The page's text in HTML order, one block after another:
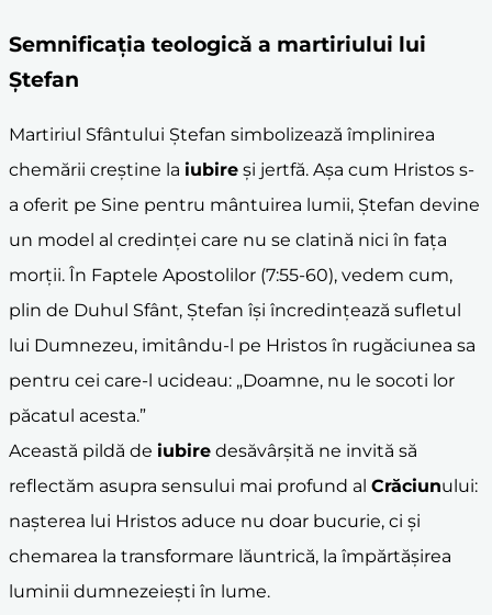
Semnificația teologică a martiriului lui
Ștefan
Martiriul Sfântului Ștefan simbolizează împlinirea
chemării creștine la iubire și jertfă. Așa cum Hristos s-
a oferit pe Sine pentru mântuirea lumii, Ștefan devine
un model al credinței care nu se clatină nici în fața
morții. În Faptele Apostolilor (7:55-60), vedem cum,
plin de Duhul Sfânt, Ștefan își încredințează sufletul
lui Dumnezeu, imitându-l pe Hristos în rugăciunea sa
pentru cei care-l ucideau: „Doamne, nu le socoti lor
păcatul acesta.”
Această pildă de iubire desăvârșită ne invită să
reflectăm asupra sensului mai profund al Crăciunului:
nașterea lui Hristos aduce nu doar bucurie, ci și
chemarea la transformare lăuntrică, la împărtășirea
luminii dumnezeiești în lume.